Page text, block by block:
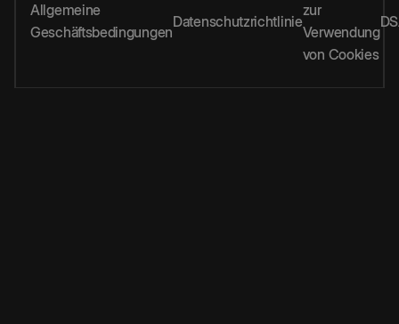
Allgemeine
Geschäftsbedingungen
Datenschutzrichtlinie
zur
Verwendung
von Cookies